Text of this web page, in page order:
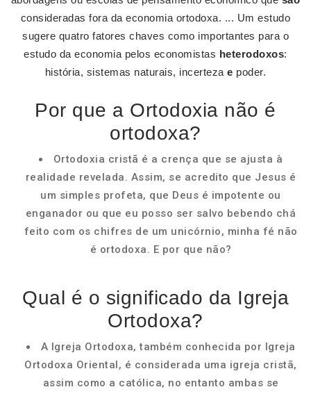
consideradas fora da economia ortodoxa. ... Um estudo
sugere quatro fatores chaves como importantes para o
estudo da economia pelos economistas heterodoxos:
história, sistemas naturais, incertezae poder.
Por que a Ortodoxia não é
ortodoxa?
Ortodoxia cristã é a crença que se ajusta à
realidade revelada. Assim, se acredito que Jesus é
um simples profeta, que Deus é impotente ou
enganador ou que eu posso ser salvo bebendo chá
feito com os chifres de um unicórnio, minha fé não
é ortodoxa. E por que não?
Qual é o significado da Igreja
Ortodoxa?
A Igreja Ortodoxa, também conhecida por Igreja
Ortodoxa Oriental, é considerada uma igreja cristã,
assim como a católica, no entanto ambas se